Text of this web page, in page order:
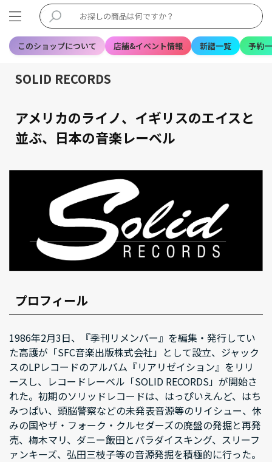
このショップについて 店舗&イベント情報 新譜一覧 予約
SOLID RECORDS
アメリカのライノ、イギリスのエイスと
並ぶ、日本の音楽レーベル
プロフィール
1986年2月3日、『季刊リメンバー』を編集・発行してい
た高護が「SFC音楽出版株式会社」として設立、ジャック
スのLPレコードのアルバム『リアリゼイション』をリリ
ースし、レコードレーベル「SOLID RECORDS」が開始さ
れた。初期のソリッドレコードは、はっぴいえんど、はち
みつぱい、頭脳警察などの未発表音源等のリイシュー、休
みの国やザ・フォーク・クルセダーズの廃盤の発掘と再発
売、梅木マリ、ダニー飯田とパラダイスキング、スリーフ
ァンキーズ、弘田三枝子等の音源発掘を積極的に行った。